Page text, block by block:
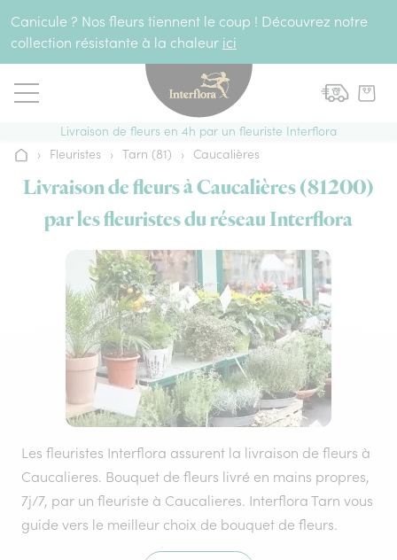
Canicule ? Nos fleurs tiennent le coup ! Découvrez notre
collection résistante à la chaleur ici
Livraison de fleurs en 4h par un fleuriste Interflora
Accueil
› Fleuristes › Tarn (81) › Caucalières
Livraison de fleurs à Caucalières (81200)
par les fleuristes du réseau Interflora
Les fleuristes Interflora assurent la livraison de fleurs à
Caucalieres. Bouquet de fleurs livré en mains propres,
7j/7, par un fleuriste à Caucalieres. Interflora Tarn vous
guide vers le meilleur choix de bouquet de fleurs.